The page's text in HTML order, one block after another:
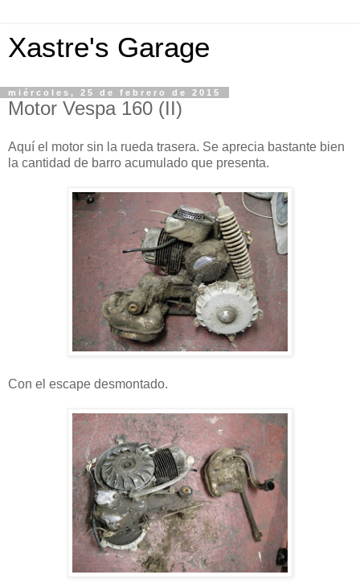
Xastre's Garage
miércoles, 25 de febrero de 2015
Motor Vespa 160 (II)
Aquí el motor sin la rueda trasera. Se aprecia bastante bien
la cantidad de barro acumulado que presenta.
Con el escape desmontado.